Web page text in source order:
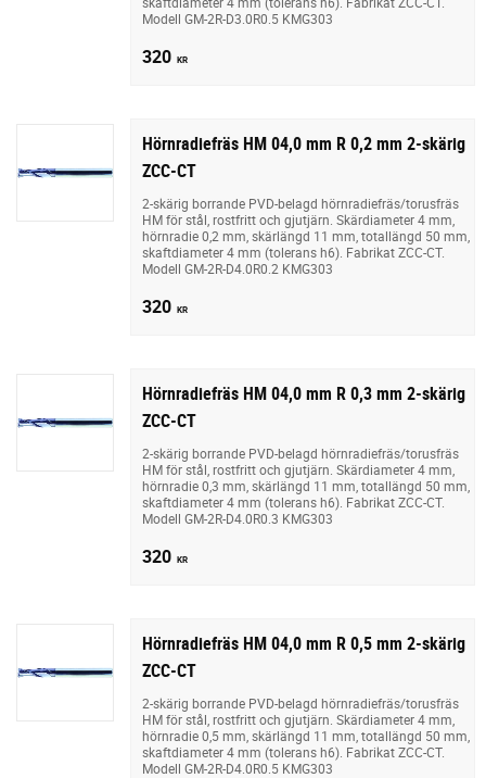
Modell GM-2R-D3.0R0.5 KMG303
320 KR
Hörnradiefräs HM 04,0 mm R 0,2 mm 2-skärig
ZCC-CT
2-skärig borrande PVD-belagd hörnradiefräs/torusfräs
HM för stål, rostfritt och gjutjärn. Skärdiameter 4 mm,
hörnradie 0,2 mm, skärlängd 11 mm, totallängd 50 mm,
skaftdiameter 4 mm (tolerans h6). Fabrikat ZCC-CT.
Modell GM-2R-D4.0R0.2 KMG303
320 KR
Hörnradiefräs HM 04,0 mm R 0,3 mm 2-skärig
ZCC-CT
2-skärig borrande PVD-belagd hörnradiefräs/torusfräs
HM för stål, rostfritt och gjutjärn. Skärdiameter 4 mm,
hörnradie 0,3 mm, skärlängd 11 mm, totallängd 50 mm,
skaftdiameter 4 mm (tolerans h6). Fabrikat ZCC-CT.
Modell GM-2R-D4.0R0.3 KMG303
320 KR
Hörnradiefräs HM 04,0 mm R 0,5 mm 2-skärig
ZCC-CT
2-skärig borrande PVD-belagd hörnradiefräs/torusfräs
HM för stål, rostfritt och gjutjärn. Skärdiameter 4 mm,
hörnradie 0,5 mm, skärlängd 11 mm, totallängd 50 mm,
skaftdiameter 4 mm (tolerans h6). Fabrikat ZCC-CT.
Modell GM-2R-D4.0R0.5 KMG303